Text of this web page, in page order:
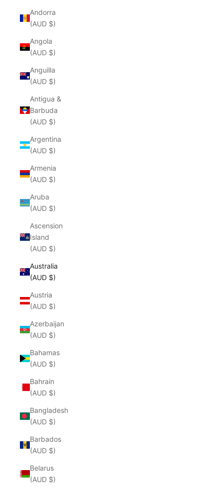
Andorra
(AUD $)
Angola
(AUD $)
Anguilla
(AUD $)
Antigua &
Barbuda
(AUD $)
Argentina
(AUD $)
Armenia
(AUD $)
Aruba
(AUD $)
Ascension
Island
(AUD $)
Australia
(AUD $)
Austria
(AUD $)
Azerbaijan
(AUD $)
Bahamas
(AUD $)
Bahrain
(AUD $)
Bangladesh
(AUD $)
Barbados
(AUD $)
Belarus
(AUD $)